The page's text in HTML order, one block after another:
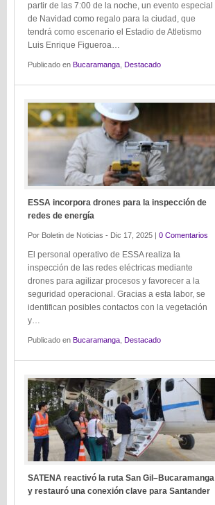
partir de las 7:00 de la noche, un evento especial
de Navidad como regalo para la ciudad, que
tendrá como escenario el Estadio de Atletismo
Luis Enrique Figueroa…
Publicado en Bucaramanga Destacado
ESSA incorpora drones para la inspección de
redes de energía
Por Boletin de Noticias - Dic 17, 2025 | 0 Comentarios
El personal operativo de ESSA realiza la
inspección de las redes eléctricas mediante
drones para agilizar procesos y favorecer a la
seguridad operacional. Gracias a esta labor, se
identifican posibles contactos con la vegetación
y…
Publicado en Bucaramanga Destacado
SATENA reactivó la ruta San Gil–Bucaramanga
y restauró una conexión clave para Santander
wp-
wp-